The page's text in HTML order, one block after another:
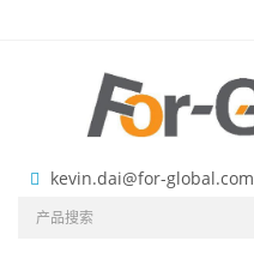
kevin.dai@for-global.com